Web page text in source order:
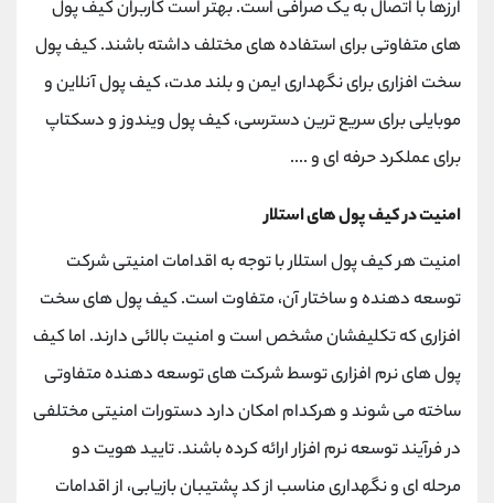
ارزها با اتصال به یک صرافی است. بهتر است کاربران کیف پول
های متفاوتی برای استفاده های مختلف داشته باشند. کیف پول
سخت افزاری برای نگهداری ایمن و بلند مدت، کیف پول آنلاین و
موبایلی برای سریع ترین دسترسی، کیف پول ویندوز و دسکتاپ
برای عملکرد حرفه ای و ....
امنیت در کیف پول های استلار
امنیت هر کیف پول استلار با توجه به اقدامات امنیتی شرکت
توسعه دهنده و ساختار آن، متفاوت است. کیف پول های سخت
افزاری که تکلیفشان مشخص است و امنیت بالائی دارند. اما کیف
پول های نرم افزاری توسط شرکت های توسعه دهنده متفاوتی
ساخته می شوند و هرکدام امکان دارد دستورات امنیتی مختلفی
در فرآیند توسعه نرم افزار ارائه کرده باشند. تایید هویت دو
مرحله ای و نگهداری مناسب از کد پشتیبان بازیابی، از اقدامات